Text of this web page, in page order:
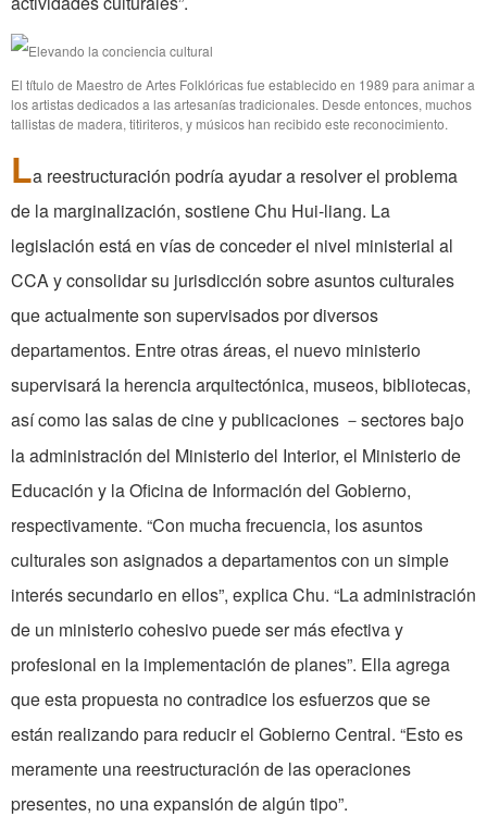
El título de Maestro de Artes Folklóricas fue establecido en 1989 para animar a
los artistas dedicados a las artesanías tradicionales. Desde entonces, muchos
tallistas de madera, titiriteros, y músicos han recibido este reconocimiento.
La reestructuración podría ayudar a resolver el problema
de la marginalización, sostiene Chu Hui-liang. La
legislación está en vías de conceder el nivel ministerial al
CCA y consolidar su jurisdicción sobre asuntos culturales
que actualmente son supervisados por diversos
departamentos. Entre otras áreas, el nuevo ministerio
supervisará la herencia arquitectónica, museos, bibliotecas,
así como las salas de cine y publicaciones ­ － sectores bajo
la administración del Ministerio del Interior, el Ministerio de
Educación y la Oficina de Información del Gobierno,
respectivamente. “Con mucha frecuencia, los asuntos
culturales son asignados a departamentos con un simple
interés secundario en ellos”, explica Chu. “La administración
de un ministerio cohesivo puede ser más efectiva y
profesional en la implementación de planes”. Ella agrega
que esta propuesta no contradice los esfuerzos que se
están realizando para reducir el Gobierno Central. “Esto es
meramente una reestructuración de las operaciones
presentes, no una expansión de algún tipo”.